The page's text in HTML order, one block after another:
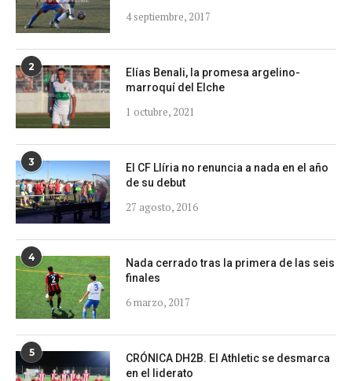
4 septiembre, 2017
2
Elías Benali, la promesa argelino-
marroquí del Elche
1 octubre, 2021
3
El CF Llíria no renuncia a nada en el año
de su debut
27 agosto, 2016
4
Nada cerrado tras la primera de las seis
finales
6 marzo, 2017
5
CRÓNICA DH2B. El Athletic se desmarca
en el liderato